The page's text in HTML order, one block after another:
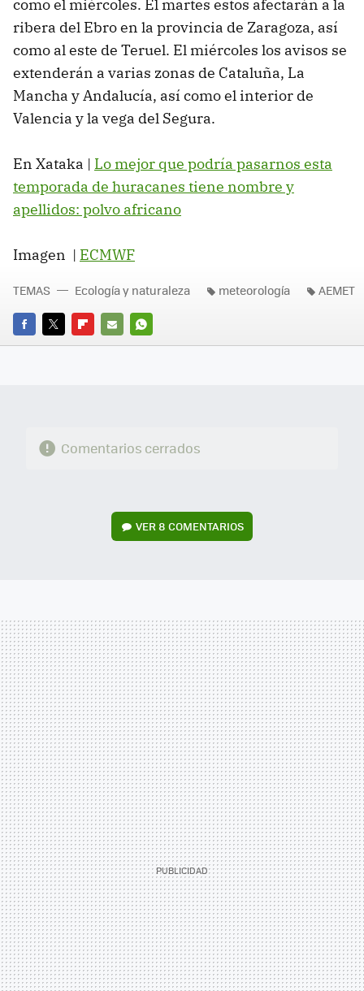
como el miércoles. El martes estos afectarán a la
ribera del Ebro en la provincia de Zaragoza, así
como al este de Teruel. El miércoles los avisos se
extenderán a varias zonas de Cataluña, La
Mancha y Andalucía, así como el interior de
Valencia y la vega del Segura.
En Xataka | Lo mejor que podría pasarnos esta
temporada de huracanes tiene nombre y
apellidos: polvo africano
Imagen | ECMWF
FACEBOOK
TWITTERFLIPBOARD
E-
WHATSAPP
TEMAS Ecología y naturaleza meteorología AEMET
Comentarios cerrados
VER8 COMENTARIOS